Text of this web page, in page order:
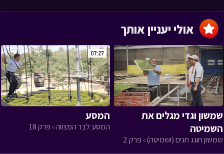
שמשון וגדי מגלים את
השמיטה
שמשון חוגג חגים (ושמיטה) › פרק 2
המסע
המסע לבר המצווה › פרק 18
‹
›